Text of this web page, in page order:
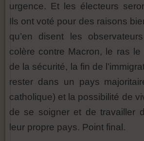
urgence. Et les électeurs
Ils ont voté pour des raisons
qu’en disent les
colère contre Macron, le ras le
de la sécurité, la fin de
rester dans un pays
catholique) et la possibilité de
de se soigner et de travailler
leur propre pays. Point final.